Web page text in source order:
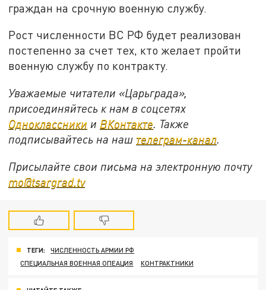
граждан на срочную военную службу.
Рост численности ВС РФ будет реализован
постепенно за счет тех, кто желает пройти
военную службу по контракту.
Уважаемые читатели «Царьграда»,
присоединяйтесь к нам в соцсетях
Одноклассники и ВКонтакте. Также
подписывайтесь на наш телеграм-канал.
Присылайте свои письма на электронную почту
mo@tsargrad.tv
ТЕГИ:
ЧИСЛЕННОСТЬ АРМИИ РФ
СПЕЦИАЛЬНАЯ ВОЕННАЯ ОПЕАЦИЯ
КОНТРАКТНИКИ